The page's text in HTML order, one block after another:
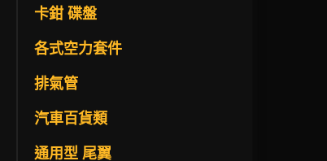
卡鉗 碟盤
各式空力套件
排氣管
汽車百貨類
通用型 尾翼